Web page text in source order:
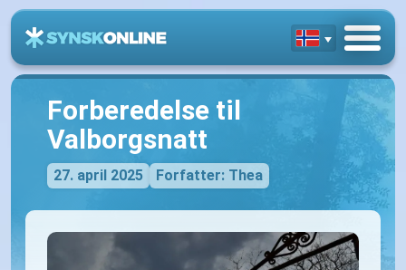
Forberedelse til
Valborgsnatt
27. april 2025 Forfatter: Thea